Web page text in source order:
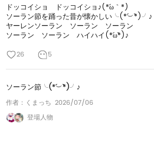
ドッコイショ　ドッコイショ♪(*´ω｀*)
ソーラン節を踊った昔が懐かしい╰(*´︶`*)╯♪
ヤーレンソーラン　ソーラン　ソーラン
ソーラン　ソーラン　ハイハイ(*´ω`*)♪
26 5
ソーラン節╰(*´︶`*)╯♪
作者：くまっち 2026/07/06
登場人物